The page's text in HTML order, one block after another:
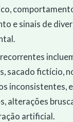
e sinais de
sacado fictício,
inconsistentes,
alterações
artificial.